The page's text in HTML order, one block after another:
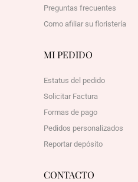
Preguntas frecuentes
Como afiliar su floristería
MI PEDIDO
Estatus del pedido
Solicitar Factura
Formas de pago
Pedidos personalizados
Reportar depósito
CONTACTO